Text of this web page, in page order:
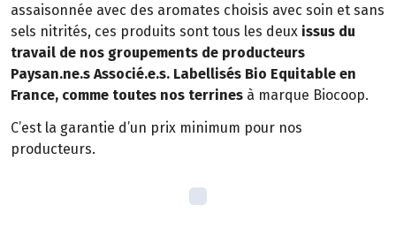
assaisonnée avec des aromates choisis avec soin et sans
sels nitrités, ces produits sont tous les deux issus du
travail de nos groupements de producteurs
Paysan.ne.s Associé.e.s. Labellisés Bio Equitable en
France, comme toutes nos terrines à marque Biocoop.
C’est la garantie d’un prix minimum pour nos
producteurs.